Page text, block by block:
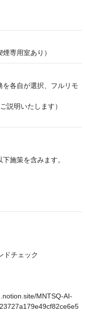
専用室あり）
各自が選択、フルリモ
説明いたします）
施策を含みます。
ドチェック
MNTSQ-AI-